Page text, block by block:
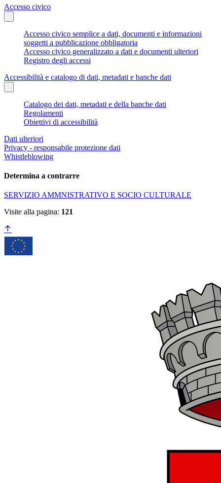
Accesso civico
Accesso civico semplice a dati, documenti e informazioni
soggetti a pubblicazione obbligatoria
Accesso civico generalizzato a dati e documenti ulteriori
Registro degli accessi
Accessibilità e catalogo di dati, metadati e banche dati
Catalogo dei dati, metadati e della banche dati
Regolamenti
Obiettivi di accessibilità
Dati ulteriori
Privacy - responsabile protezione dati
Whistleblowing
Determina a contrarre
SERVIZIO AMMNISTRATIVO E SOCIO CULTURALE
Visite alla pagina: 121